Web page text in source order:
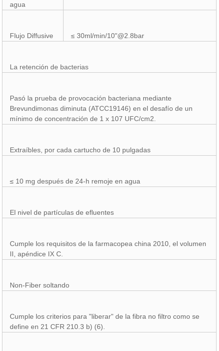
agua
Flujo Diffusive ≤ 30ml/min/10"@2.8bar
La retención de bacterias
Pasó la prueba de provocación bacteriana mediante
Brevundimonas diminuta (ATCC19146) en el desafío de un
mínimo de concentración de 1 x 107 UFC/cm2.
Extraíbles, por cada cartucho de 10 pulgadas
≤ 10 mg después de 24-h remoje en agua
El nivel de partículas de efluentes
Cumple los requisitos de la farmacopea china 2010, el volumen
II, apéndice IX C.
Non-Fiber soltando
Cumple los criterios para "liberar" de la fibra no filtro como se
define en 21 CFR 210.3 b) (6).